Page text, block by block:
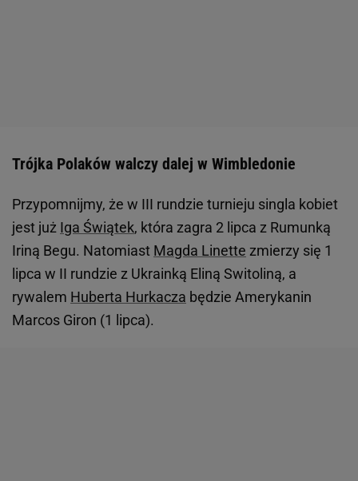
Trójka Polaków walczy dalej w Wimbledonie
Przypomnijmy, że w III rundzie turnieju singla kobiet
jest już Iga Świątek, która zagra 2 lipca z Rumunką
Iriną Begu. Natomiast Magda Linette zmierzy się 1
lipca w II rundzie z Ukrainką Eliną Switoliną, a
rywalem Huberta Hurkacza będzie Amerykanin
Marcos Giron (1 lipca).